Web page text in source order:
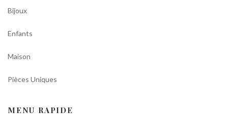
Bijoux
Enfants
Maison
Pièces Uniques
MENU RAPIDE